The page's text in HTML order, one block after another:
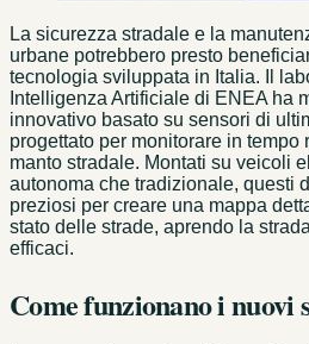
La sicurezza stradale e la
urbane potrebbero presto
tecnologia sviluppata in Italia. Il
Intelligenza Artificiale di ENEA ha
innovativo basato su sensori di
progettato per monitorare in tempo
manto stradale. Montati su veicoli
autonoma che tradizionale, questi
preziosi per creare una mappa
stato delle strade, aprendo la
efficaci.
Come funzionano i nuovi